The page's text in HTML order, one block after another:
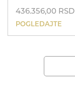
KONTAKT
069 693253
436.356,00 RSD
POGLEDAJTE